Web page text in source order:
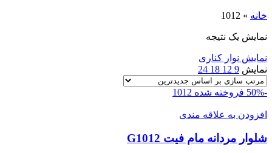
خانه »
1012
نمایش یک نتیجه
نمایش نوار کناری
نمایش 9
12
18
24
-50% فروخته شده 1012
افزودن به علاقه مندی
شلوار مردانه مام فيت G1012